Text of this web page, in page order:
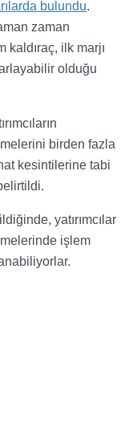
bulundu.
zaman
ilk marjı
olduğu
birden fazla
kesintilerine tabi
yatırımcılar
işlem